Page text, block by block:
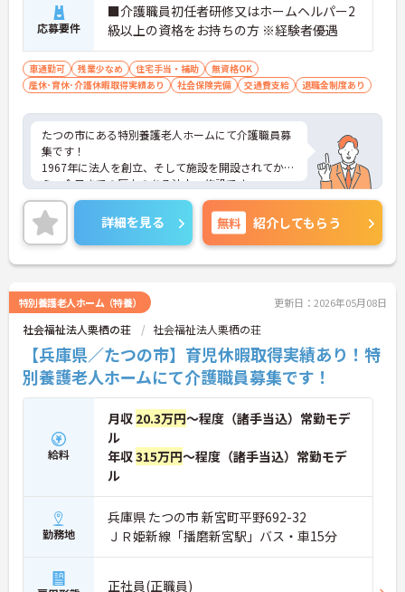
応募要件
■介護職員初任者研修又はホームヘルパー2
級以上の資格をお持ちの方 ※経験者優遇
車通勤可 残業少なめ 住宅手当・補助
無資格OK
産休･育休･介護休暇取得実績あり
社会保険完備 交通費支給 退職金制度あり
たつの市にある特別養護老人ホームにて介護職員募
集です！
1967年に法人を創立、そして施設を開設されてか
ら、今日までの歴史のある法人・施設です。
養護老人ホーム、特別養護老人ホーム、デイサービ
スセンター、小規模多機能型居宅介護事業所など多
くの施設を運営していらっしゃいます。夜勤もござ
いますが、時間外勤務は月平均5時間未満と少なめ
ですので、プライベートとのバランスをとりなが
「人の手で介護を行う」ことを基本とした施設で、
利用者様と密に関わりながらご勤務したい方におす
すめの求人です！ご興味ある方には、面接のポイン
トなど、さらに詳細をお話致しますのでお気軽にご
相談ください。
詳細を見る 無料 紹介してもらう
特別養護老人ホーム（特養） 更新日：2026年05月08日
社会福祉法人栗栖の荘 社会福祉法人栗栖の荘
【兵庫県／たつの市】育児休暇取得実績あり！特
別養護老人ホームにて介護職員募集です！
給料
月収 20.3万円～程度（諸手当込）常勤モデ
ル
年収315万円～程度（諸手当込）常勤モデ
ル
勤務地
兵庫県 たつの市 新宮町平野692-32
ＪＲ姫新線「播磨新宮駅」バス・車15分
正社員(正職員)